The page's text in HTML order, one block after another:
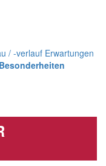
/ -verlauf Erwartungen
Besonderheiten